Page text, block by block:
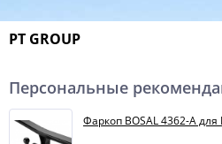
PT GROUP
Персональные
Фаркоп BOSAL 4362-A для